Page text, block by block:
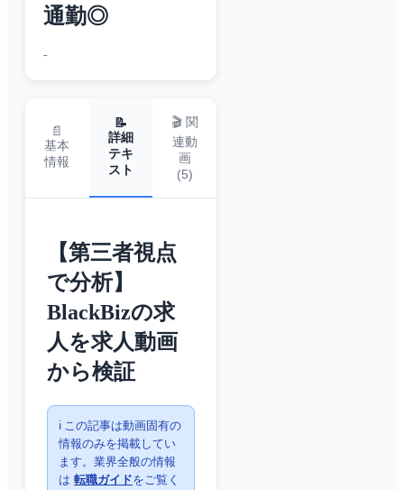
通勤◎
-
📄
基本
情報
📝
詳細
テキ
スト
🎬 関
連動
画
(5)
【第三者視点
で分析】
BlackBizの求
人を求人動画
から検証
ℹ️ この記事は動画固有の
情報のみを掲載してい
ます。業界全般の情報
は 転職ガイドをご覧く